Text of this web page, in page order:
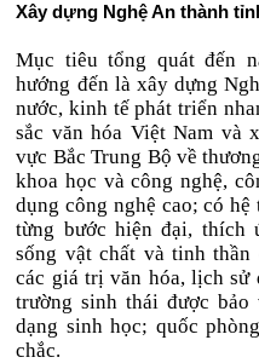
Xây dựng Nghệ An thành
Mục tiêu tổng quát đến
hướng đến là xây dựng
nước, kinh tế phát triển
sắc văn hóa Việt Nam và
vực Bắc Trung Bộ về
khoa học và công nghệ,
dụng công nghệ cao; có
từng bước hiện đại,
sống vật chất và tinh thần
các giá trị văn hóa, lịch sử
trường sinh thái được
dạng sinh học; quốc
chắc.